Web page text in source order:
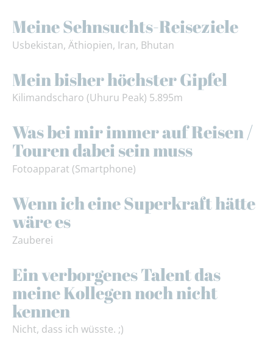
Meine Sehnsuchts-Reiseziele
Usbekistan, Äthiopien, Iran, Bhutan
Mein bisher höchster Gipfel
Kilimandscharo (Uhuru Peak) 5.895m
Was bei mir immer auf Reisen /
Touren dabei sein muss
Fotoapparat (Smartphone)
Wenn ich eine Superkraft hätte
wäre es
Zauberei
Ein verborgenes Talent das
meine Kollegen noch nicht
kennen
Nicht, dass ich wüsste. ;)